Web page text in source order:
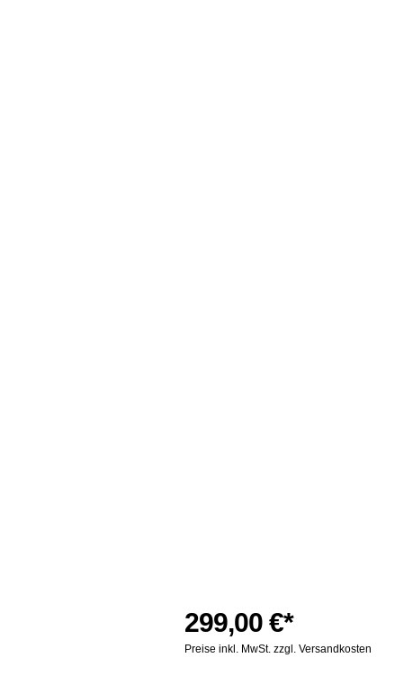
299,00 €*
Preise inkl. MwSt. zzgl. Versandkosten